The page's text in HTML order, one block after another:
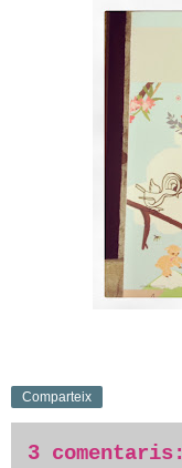
Comparteix
3 comentaris: